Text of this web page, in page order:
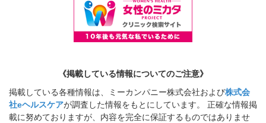
《掲載している情報についてのご注意》
掲載している各種情報は、ミーカンパニー株式会社および株式会
社eヘルスケアが調査した情報をもとにしています。 正確な情報掲
載に努めておりますが、内容を完全に保証するものではありませ